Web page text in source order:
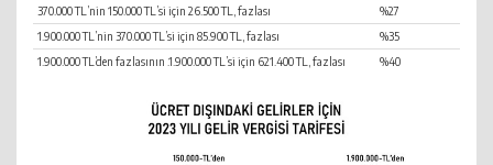
370.000 TL’nin 150.000 TL’si için 26.500 TL, fazlası
%27
1.900.000 TL’nin 370.000 TL’si için 85.900 TL, fazlası
%35
1.900.000 TL’den fazlasının .1.900.000 TL’si için 621.400 TL, fazlası
%40